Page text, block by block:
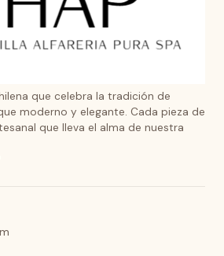
que celebra la tradición de
moderno y elegante. Cada pieza de
que lleva el alma de nuestra